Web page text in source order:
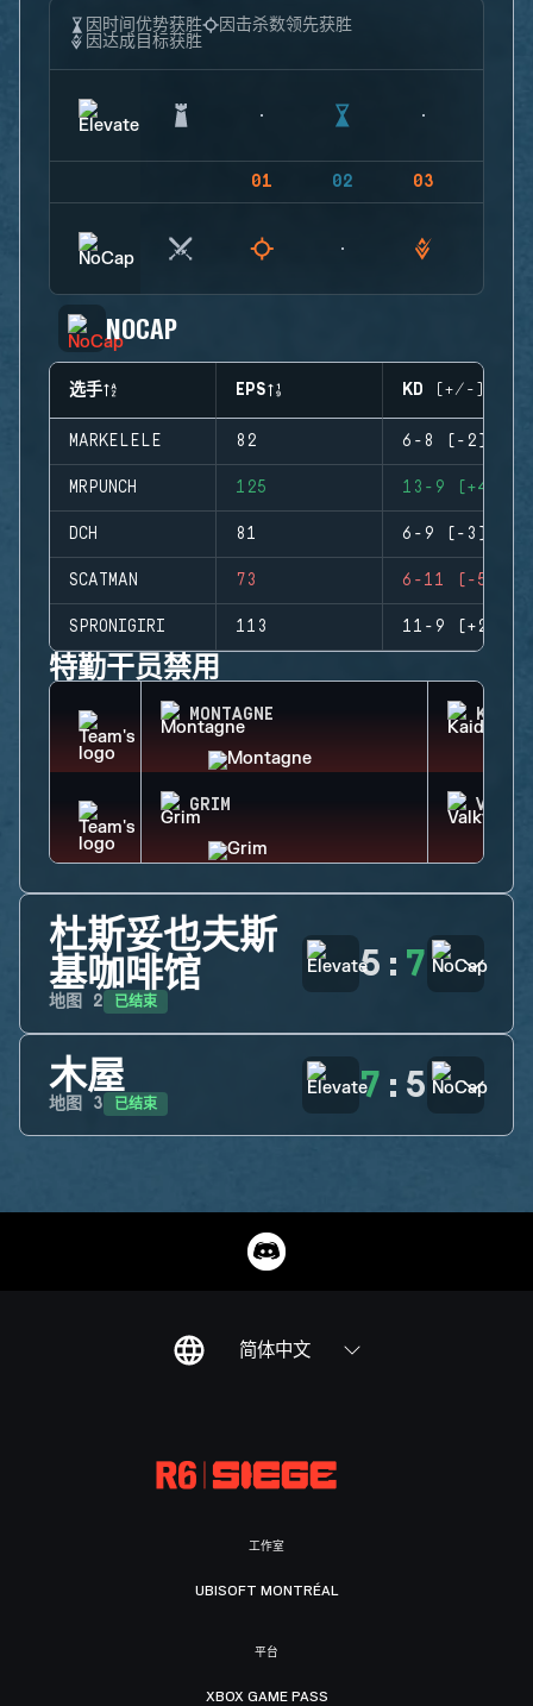
因时间优势获胜
因击杀数领先获胜
因达成目标获胜
01 02 03
NOCAP
选手 EPS KD (+/-)
MARKELELE 82 6-8 (-2)
MRPUNCH 125 13-9 (+4)
DCH 81 6-9 (-3)
SCATMAN 73 6-11 (-5)
SPRONIGIRI 113 11-9 (+2)
特勤干员禁用
MONTAGNE KAID
GRIM
杜斯妥也夫斯
基咖啡馆
地图 2 已结束
5 : 7
木屋
地图 3 已结束 7 : 5
简体中文
工作室
UBISOFT MONTRÉAL
平台
XBOX GAME PASS